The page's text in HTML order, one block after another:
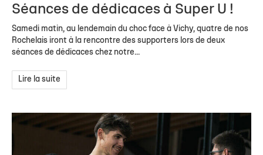
Séances de dédicaces à Super U !
Samedi matin, au lendemain du choc face à Vichy, quatre de nos
Rochelais iront à la rencontre des supporters lors de deux
séances de dédicaces chez notre...
Lire la suite